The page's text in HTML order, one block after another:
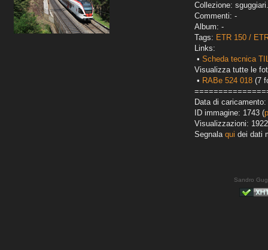
Collezione:
Commenti: -
Album: -
Tags: ETR 150 /
Links:
• Scheda tecnica
Visualizza tutte le
• RABe 524 018 (7
Data di
ID immagine: 1743 (
Visualizzazioni: 1922
Segnala qui dei dati
Sandro